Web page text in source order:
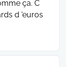
ça. C
d 'euros